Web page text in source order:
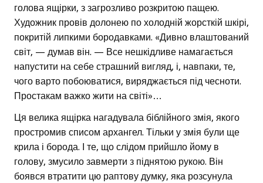
голова ящірки, з загрозливо розкритою пащею.
Художник провів долонею по холодній жорсткій шкірі,
покритій липкими бородавками. «Дивно влаштований
світ, — думав він. — Все нешкідливе намагається
напустити на себе страшний вигляд, і, навпаки, те,
чого варто побоюватися, виряджається під чесноти.
Простакам важко жити на світі»…
Ця велика ящірка нагадувала біблійного змія, якого
простромив списом архангел. Тільки у змія були ще
крила і борода. І те, що слідом прийшло йому в
голову, змусило завмерти з піднятою рукою. Він
боявся втратити цю раптову думку, яка розсунула